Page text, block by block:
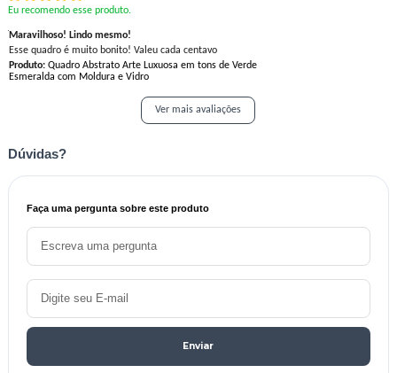
Eu recomendo esse produto.
Maravilhoso! Lindo mesmo!
Esse quadro é muito bonito! Valeu cada centavo
Produto:Quadro Abstrato Arte Luxuosa em tons de Verde
Esmeralda com Moldura e Vidro
Ver mais avaliações
Dúvidas?
Faça uma pergunta sobre este produto
Enviar